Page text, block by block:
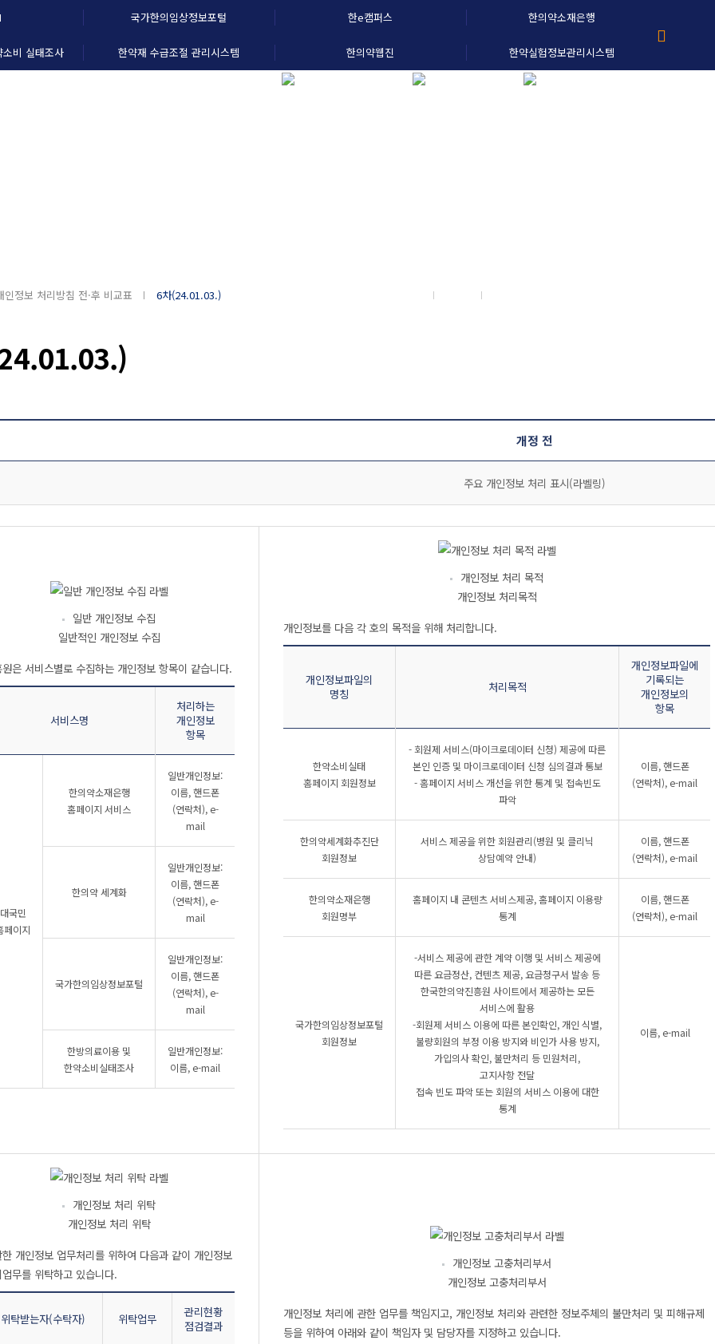
국가한의임상정보포털 한e캠퍼스 한의약소재은행
비 실태조사 한약재 수급조절 관리시스템 한의약웹진 한약실험정보관리시스템
인정보 처리방침 전·후 비교표 6차(24.01.03.)
개정 전
주요 개인정보 처리 표시(라벨링)
일반 개인정보 수집
일반적인 개인정보 수집
원은 서비스별로 수집하는 개인정보 항목이 같습니다.
서비스명
처리하는
개인정보
항목
대국민
페이지
한의약소재은행
홈페이지 서비스
일반개인정보:
이름, 핸드폰
(연락처), e-
mail
한의약 세계화
일반개인정보:
이름, 핸드폰
(연락처), e-
mail
국가한의임상정보포털
일반개인정보:
이름, 핸드폰
(연락처), e-
mail
한방의료이용 및
한약소비실태조사
일반개인정보:
이름, e-mail
개인정보 처리 목적
개인정보 처리목적
개인정보를 다음 각 호의 목적을 위해 처리합니다.
개인정보파일의
명칭
처리목적
개인정보파일에
기록되는
개인정보의
항목
한약소비실태
홈페이지 회원정보
- 회원제 서비스(마이크로데이터 신청) 제공에 따른
본인 인증 및 마이크로데이터 신청 심의결과 통보
- 홈페이지 서비스 개선을 위한 통계 및 접속빈도
파악
이름, 핸드폰
(연락처), e-mail
한의약세계화추진단
회원정보
서비스 제공을 위한 회원관리(병원 및 클리닉
상담예약 안내)
이름, 핸드폰
(연락처), e-mail
한의약소재은행
회원명부
홈페이지 내 콘텐츠 서비스제공, 홈페이지 이용량
통계
이름, 핸드폰
(연락처), e-mail
국가한의임상정보포털
회원정보
-서비스 제공에 관한 계약 이행 및 서비스 제공에
따른 요금정산, 컨텐츠 제공, 요금청구서 발송 등
한국한의약진흥원 사이트에서 제공하는 모든
서비스에 활용
-회원제 서비스 이용에 따른 본인확인, 개인 식별,
불량회원의 부정 이용 방지와 비인가 사용 방지,
가입의사 확인, 불만처리 등 민원처리,
고지사항 전달
접속 빈도 파악 또는 회원의 서비스 이용에 대한
통계
이름, e-mail
개인정보 처리 위탁
개인정보 처리 위탁
한 개인정보 업무처리를 위하여 다음과 같이 개인정보
업무를 위탁하고 있습니다.
위탁받는자(수탁자) 위탁업무
관리현황
점검결과
개인정보 고충처리부서
개인정보 고충처리부서
개인정보 처리에 관한 업무를 책임지고, 개인정보 처리와 관련한 정보주체의 불만처리 및 피해규제
등을 위하여 아래와 같이 책임자 및 담당자를 지정하고 있습니다.